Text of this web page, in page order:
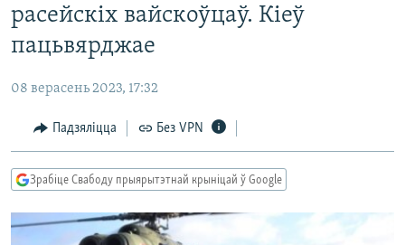
зьместу
Перайсьці
да
галоўнай
навігацыі
Перайсьці
да
пошуку
ЭКАНОМІКА
ВАЙНА
БЕЛАРУСЫ НА ВАЙНЕ
КУЛЬТУРА
ПАДКАСТЫ
КНІГІ
АЎДЫЁКНІГІ
МОВА
ПАДКАСТЫ
FACEBOOK
TWITTER
САЧЫЦЕ ЗА АБНАЎЛЕНЬНЯМІ
расейскіх вайскоўцаў. Кіеў
пацьвярджае
08 верасень 2023, 17:32
Падзяліцца Без VPN
Зрабіце Свабоду прыярытэтнай крыніцай ў Google